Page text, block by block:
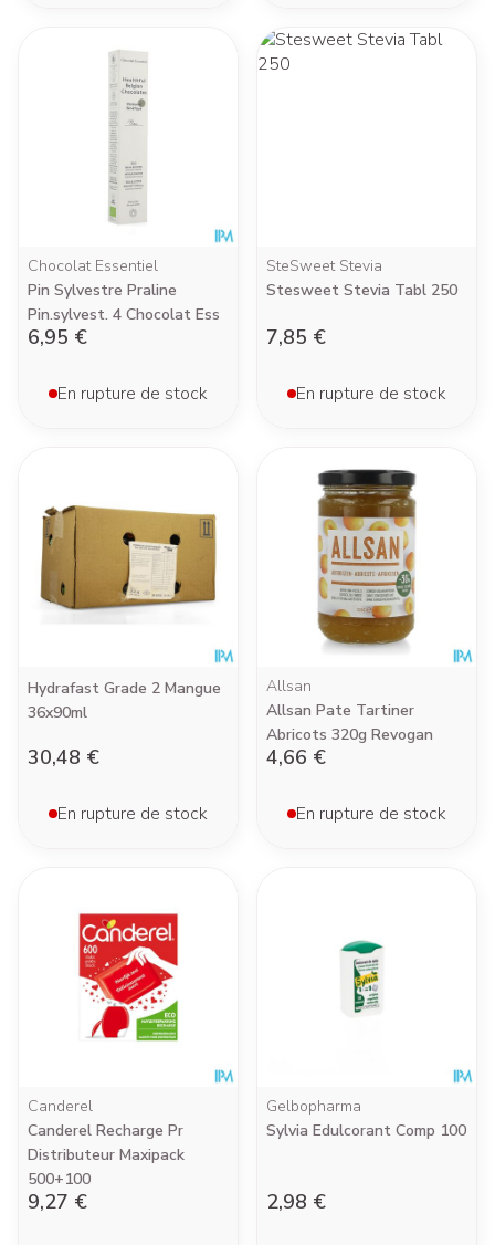
Chocolat Essentiel
Pin Sylvestre Praline
Pin.sylvest. 4 Chocolat Ess
6,95 €
En rupture de stock
SteSweet Stevia
Stesweet Stevia Tabl 250
7,85 €
En rupture de stock
Hydrafast Grade 2 Mangue
36x90ml
30,48 €
En rupture de stock
Allsan
Allsan Pate Tartiner
Abricots 320g Revogan
4,66 €
En rupture de stock
Canderel
Canderel Recharge Pr
Distributeur Maxipack
500+100
9,27 €
Gelbopharma
Sylvia Edulcorant Comp 100
2,98 €